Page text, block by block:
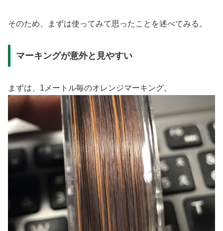
そのため、まずは使ってみて思ったことを述べてみる。
マーキングが意外と見やすい
まずは、1メートル毎のオレンジマーキング。